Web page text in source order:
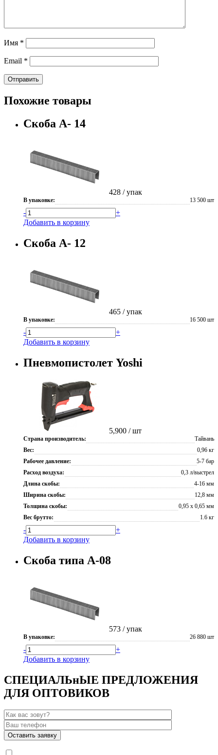
Имя *
Email *
Похожие товары
Скоба А- 14
428 / упак
В упаковке: 13 500 шт
-
+
Добавить в корзину
Скоба А- 12
465 / упак
В упаковке: 16 500 шт
-
+
Добавить в корзину
Пневмопистолет Yoshi
5,900 / шт
Страна производитель:
Тайвань
Вес:
0,96 кг
Рабочее давление:
5-7 бар
Расход воздуха:
0,3 л/выстрел
Длина скобы:
4-16 мм
Ширина скобы:
12,8 мм
Толщина скобы:
0,95 х 0,65 мм
Вес брутто:
1.6 кг
-
+
Добавить в корзину
Скоба типа А-08
573 / упак
В упаковке: 26 880 шт
-
+
Добавить в корзину
СПЕЦИАЛЬнЫЕ ПРЕДЛОЖЕНИЯ
ДЛЯ ОПТОВИКОВ